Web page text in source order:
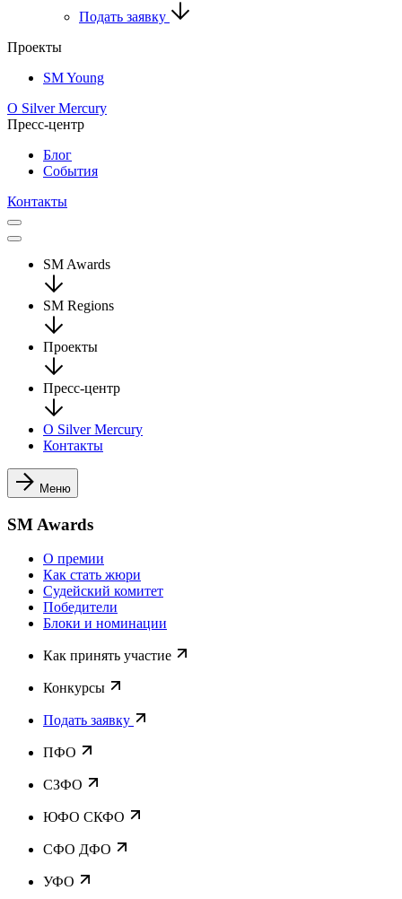
Подать заявку
Проекты
SM Young
О Silver Mercury
Пресс-центр
Блог
События
Контакты
SM Awards
SM Regions
Проекты
Пресс-центр
О Silver Mercury
Контакты
Меню
SM Awards
О премии
Как стать жюри
Судейский комитет
Победители
Блоки и номинации
Как принять участие
Конкурсы
Подать заявку
ПФО
СЗФО
ЮФО СКФО
CФО ДФО
УФО